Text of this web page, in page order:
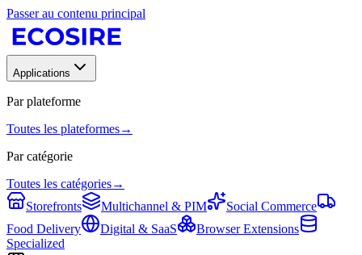
Passer au contenu principal
Applications
Par plateforme
Toutes les plateformes→
Par catégorie
Toutes les catégories→
Storefronts
Multichannel & PIM
Social Commerce
Food Delivery
Digital & SaaS
Browser Extensions
Specialized